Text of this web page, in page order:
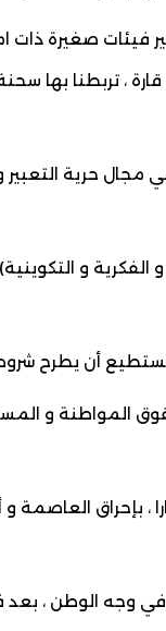
فيئات صغيرة ذات
، تربطنا بها
مجال حرية
و
أن يطرح
المواطنة و
، بإحراق
وجه الوطن ،